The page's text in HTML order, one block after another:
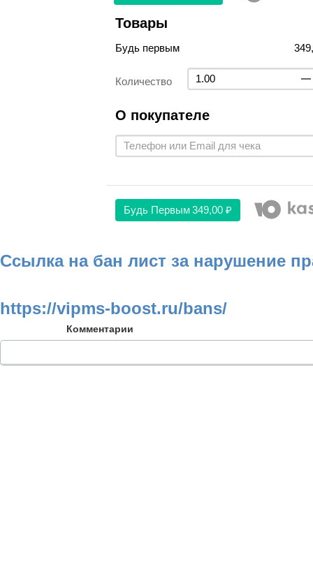
Товары
Будь первым
Количество
О покупателе
Будь Первым349,00 ₽
Ссылка на бан лист за нарушение
https://vipms-boost.ru/bans/
Комментарии